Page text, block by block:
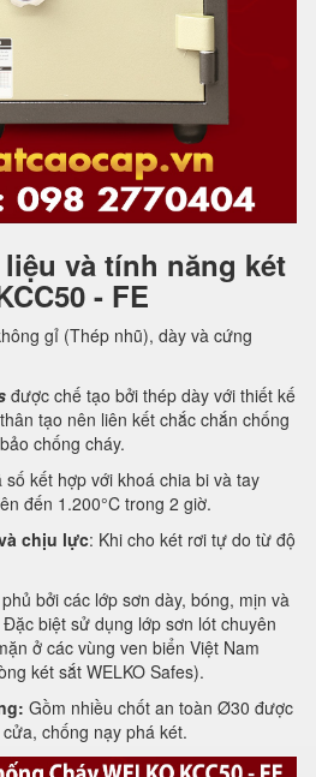
và tính năng két
- FE
gỉ (Thép nhũ), dày và cứng
được chế tạo bởi thép dày với thiết kế
tạo nên liên kết chắc chắn chống
chống cháy.
số kết hợp với khoá chia bi và tay
đến 1.200°C trong 2 giờ.
chịu lực: Khi cho két rơi tự do từ độ
bởi các lớp sơn dày, bóng, mịn và
biệt sử dụng lớp sơn lót chuyên
ở các vùng ven biển Việt Nam
két sắt WELKO Safes).
Gồm nhiều chốt an toàn Ø30 được
chống nạy phá két.